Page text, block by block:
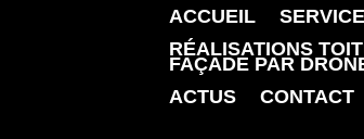
ACCUEIL
RÉALISATIONS
FAÇADE PAR
ACTUS
CONTACT